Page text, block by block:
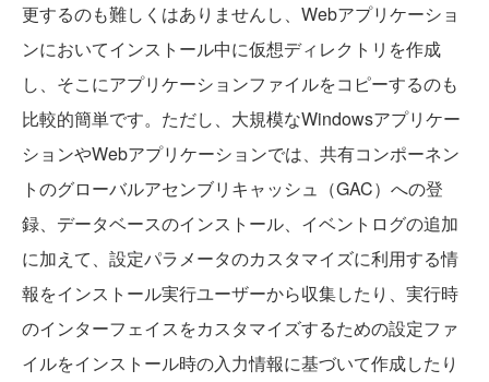
更するのも難しくはありませんし、Webアプリケーショ
ンにおいてインストール中に仮想ディレクトリを作成
し、そこにアプリケーションファイルをコピーするのも
比較的簡単です。ただし、大規模なWindowsアプリケー
ションやWebアプリケーションでは、共有コンポーネン
トのグローバルアセンブリキャッシュ（GAC）への登
録、データベースのインストール、イベントログの追加
に加えて、設定パラメータのカスタマイズに利用する情
報をインストール実行ユーザーから収集したり、実行時
のインターフェイスをカスタマイズするための設定ファ
イルをインストール時の入力情報に基づいて作成したり